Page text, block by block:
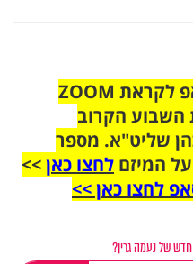
הצטרפו לקבוצת הוואטסאפ לקראת ZOOM
הקרוב
שליט"א. מספר
המיזם לחצו כאן>>
לחצו כאן >>
של נעמה גרין?